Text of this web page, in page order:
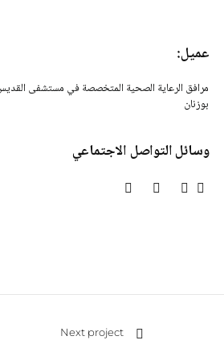
عميل:
مرافق الرعاية الصحية المتخصصة في مستشفى
بوزنان
وسائل التواصل الاجتماعي
Next project